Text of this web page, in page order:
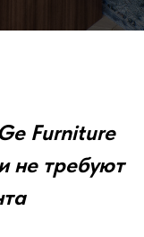
Furniture
не требуют